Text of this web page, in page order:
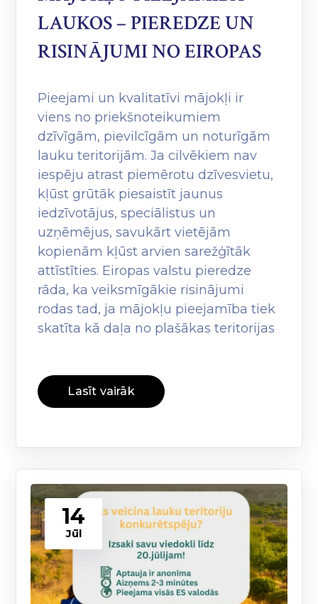
LAUKOS – PIEREDZE UN
RISINĀJUMI NO EIROPAS
Pieejami un kvalitatīvi mājokļi ir
viens no priekšnoteikumiem
dzīvīgām, pievilcīgām un noturīgām
lauku teritorijām. Ja cilvēkiem nav
iespēju atrast piemērotu dzīvesvietu,
kļūst grūtāk piesaistīt jaunus
iedzīvotājus, speciālistus un
uzņēmējus, savukārt vietējām
kopienām kļūst arvien sarežģītāk
attīstīties. Eiropas valstu pieredze
rāda, ka veiksmīgākie risinājumi
rodas tad, ja mājokļu pieejamība tiek
skatīta kā daļa no plašākas teritorijas
Lasīt vairāk
14
Jūl